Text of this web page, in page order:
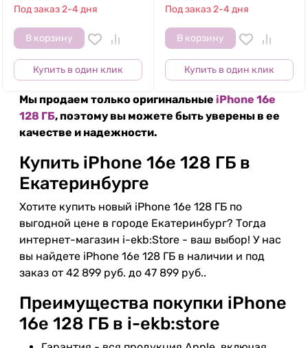
Под заказ 2-4 дня
В корзину
Купить в один клик
Под заказ 2-4 дня
В корзину
Купить в один клик
Мы продаем только оригинальные iPhone 16e
128 ГБ, поэтому вы можете быть уверены в ее
качестве и надежности.
Купить iPhone 16e 128 ГБ в
Екатеринбурге
Хотите купить новый iPhone 16e 128 ГБ по
выгодной цене в городе Екатеринбург? Тогда
интернет-магазин i-ekb:Store - ваш выбор! У нас
вы найдете iPhone 16e 128 ГБ в наличии и под
заказ от 42 899 руб. до 47 899 руб..
Преимущества покупки iPhone
16e 128 ГБ в i-ekb:store